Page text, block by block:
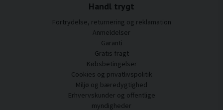
Handl trygt
Fortrydelse, returnering og reklamation
Anmeldelser
Garanti
Gratis fragt
Købsbetingelser
Cookies og privatlivspolitik
Miljø og bæredygtighed
Erhvervskunder og offentlige
myndigheder